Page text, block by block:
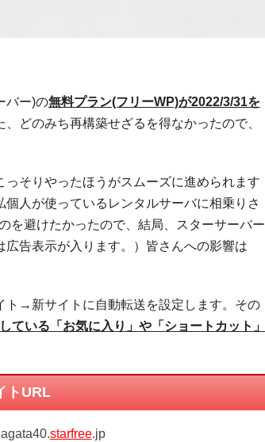
バー)の無料プラン(フリーWP)が2022/3/31を
、どのみち再構築せざるを得なかったので、
そりやったほうがスムーズに進められます
人が使っているレンタルサーバに相乗りさ
を避けたかったので、結局、スターサーバー
告表示が入ります。）皆さんへの影響は
ト→新サイトに自動転送を設定します。その
ている「お気に入り」や「ショートカット」
トURL
starfree.jp